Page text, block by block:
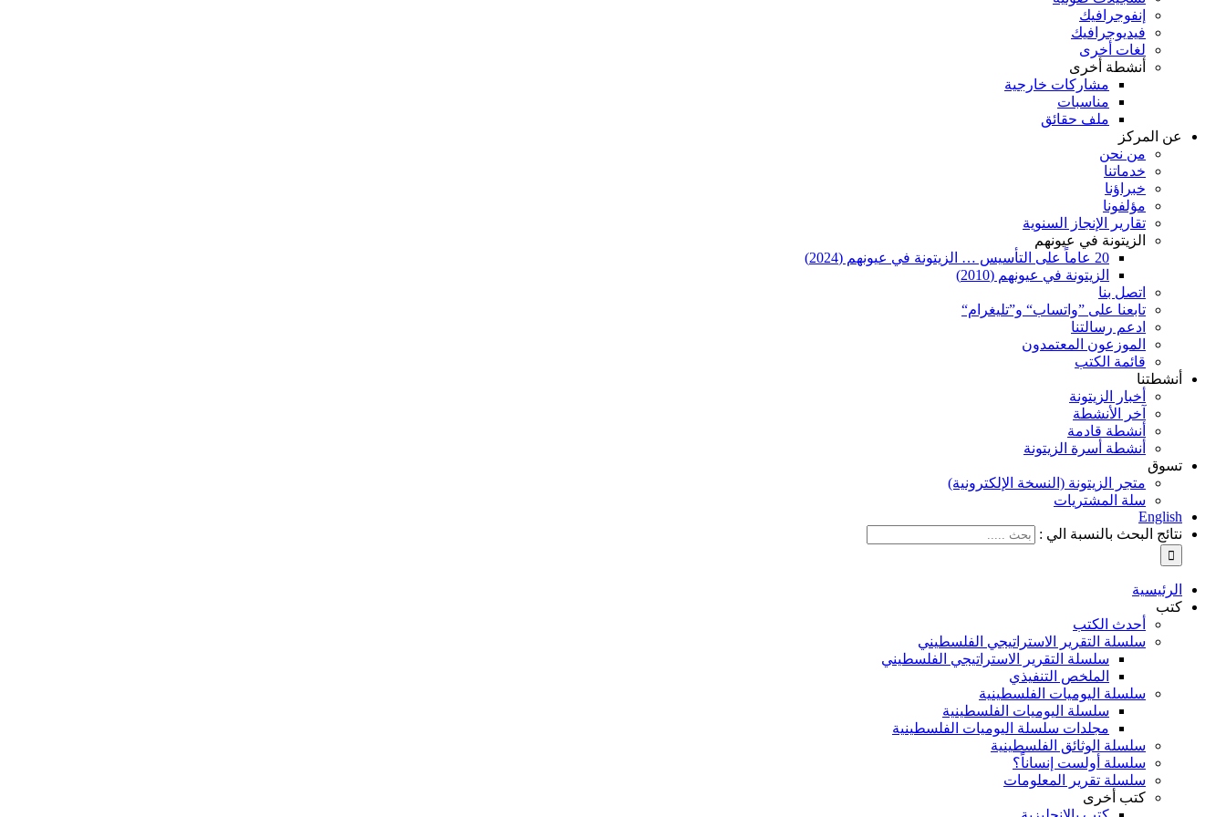
إنفوجرافيك
فيديوجرافيك
لغات أخرى
أنشطة أخرى
مشاركات خارجية
مناسبات
ملف حقائق
عن المركز
من نحن
خدماتنا
خبراؤنا
مؤلفونا
تقارير الإنجاز السنوية
الزيتونة في عيونهم
20 عاماً على التأسيس … الزيتونة في عيونهم (2024)
الزيتونة في عيونهم (2010)
اتصل بنا
تابعنا على ”واتساب“ و”تليغرام“
ادعم رسالتنا
الموزعون المعتمدون
قائمة الكتب
أنشطتنا
أخبار الزيتونة
آخر الأنشطة
أنشطة قادمة
أنشطة أسرة الزيتونة
تسوق
متجر الزيتونة (النسخة الإلكترونية)
سلة المشتريات
English
نتائج البحث بالنسبة الي :
الرئيسية
كتب
أحدث الكتب
سلسلة التقرير الاستراتيجي الفلسطيني
سلسلة التقرير الاستراتيجي الفلسطيني
الملخص التنفيذي
سلسلة اليوميات الفلسطينية
سلسلة اليوميات الفلسطينية
مجلدات سلسلة اليوميات الفلسطينية
سلسلة الوثائق الفلسطينية
سلسلة أولست إنساناً؟
سلسلة تقرير المعلومات
كتب أخرى